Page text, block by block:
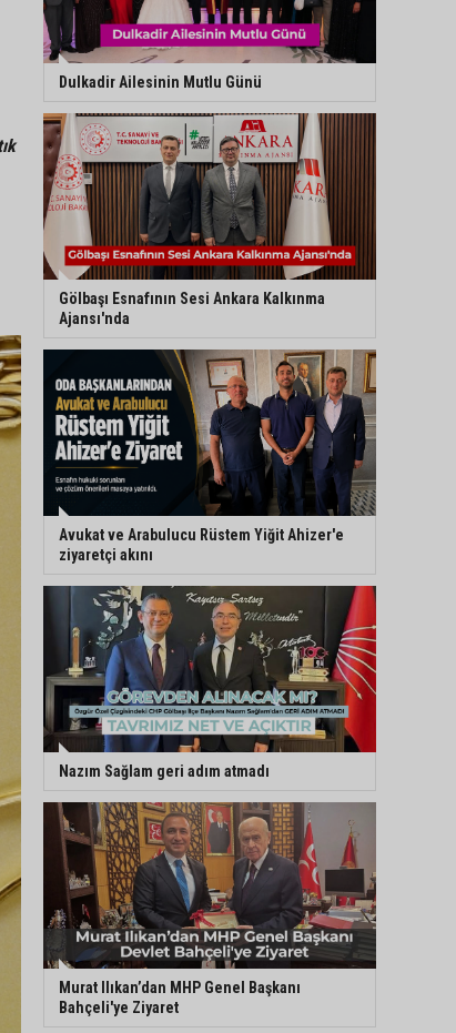
Dulkadir Ailesinin Mutlu Günü
Gölbaşı Esnafının Sesi Ankara Kalkınma
Ajansı'nda
Avukat ve Arabulucu Rüstem Yiğit Ahizer'e
ziyaretçi akını
Nazım Sağlam geri adım atmadı
Murat Ilıkan’dan MHP Genel Başkanı
Bahçeli'ye Ziyaret